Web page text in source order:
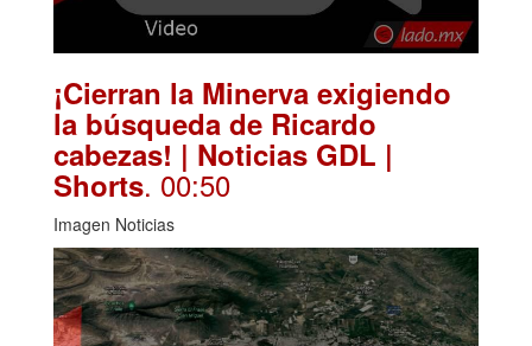
¡Cierran la Minerva exigiendo
la búsqueda de Ricardo
cabezas! | Noticias GDL |
Shorts. 00:50
Imagen Noticias